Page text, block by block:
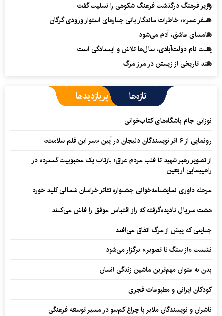
وزیر فرهنگ درگذشت فرهنگ شکوهی را تسلیت گفت
«سفرِ عمر»؛ خاطرات ماندگار بانی چنارهای استوار ورودی گرگان
سامسای عاشق، آدم می‌شود
پشت نام دولت‌آبادی، سال‌ها تلاش و ایستادگی است
سند تاریخی از زیستن در مرز مرگ
تازه‌ها پربازدیدها
نوزایی جام باشگاه‌های کتاب‌خوانی
رونمایی از ۶ اثر نویسندگان دلیجان در آیین «سر این قلم سلامت»
از تصویر رهبر شهید تا قلب مردم عراق؛ بازتاب یک محبوبیت گسترده در
راهپیمایی اربعین
مرحله داوری نمایشنامه‌خوانی جشنواره تئاتر خراسان شمالی کلید خورد
هشت سریال نادیده‌گرفته که راز اقتباس موفق را فاش می‌کنند
جنایتی که پیش از مرگ اتفاق می‌افتد
نشست «از سنگ تا تصویر» برگزار می‌شود
بدن به عنوان مهم‌ترین ماشین زندگی انسان
کودکان ایرانی و مطبوعات قجری
ناشران و نویسندگان ملایر با چراغ کم‌سو در مسیر توسعه فرهنگی